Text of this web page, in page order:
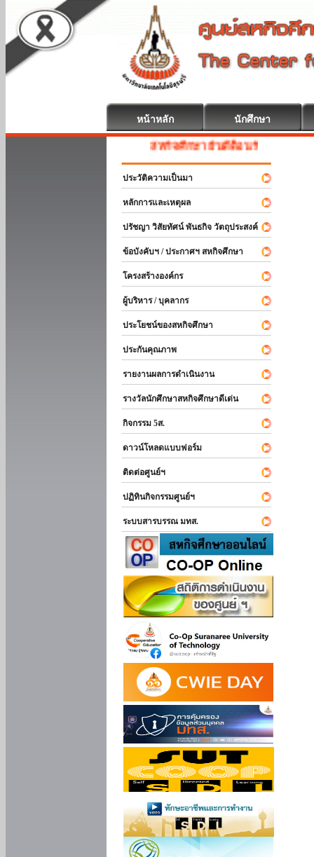
หน้าหลัก นักศึกษา
สหกิจศึกษา ยินดีต้อนรับ
ประวัติความเป็นมา
หลักการและเหตุผล
ปรัชญา วิสัยทัศน์ พันธกิจ วัตถุประสงค์
ข้อบังคับฯ / ประกาศฯ สหกิจศึกษา
โครงสร้างองค์กร
ผู้บริหาร / บุคลากร
ประโยชน์ของสหกิจศึกษา
ประกันคุณภาพ
รายงานผลการดำเนินงาน
รางวัลนักศึกษาสหกิจศึกษาดีเด่น
กิจกรรม 5ส.
ดาวน์โหลดแบบฟอร์ม
ติดต่อศูนย์ฯ
ปฏิทินกิจกรรมศูนย์ฯ
ระบบสารบรรณ มทส.